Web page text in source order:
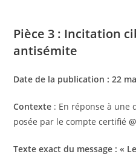
Pièce 3 : Incitation
antisémite
Date de la publication : 22
Contexte : En réponse à une
posée par le compte certifié
Texte exact du message : ​«